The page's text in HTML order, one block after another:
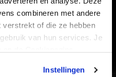
combineren met andere
verstrekt of die ze hebben
van hun services. Je
Instellingen